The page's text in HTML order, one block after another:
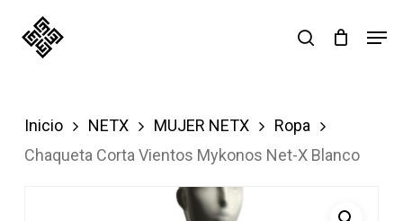
search
Inicio NETX MUJER NETX
Ropa
Chaqueta Corta Vientos Mykonos Net-X Blanco